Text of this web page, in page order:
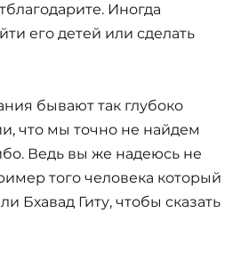
Иногда
его детей или сделать
бывают так глубоко
что мы точно не найдем
Ведь вы же надеюсь не
того человека который
Бхавад Гиту, чтобы сказать